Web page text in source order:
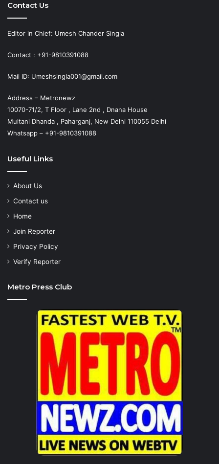
Contact Us
Editor in Chief: Umesh Chander Singla
Contact : +91-9810391088
Mail ID: Umeshsingla001@gmail.com
Address – Metronewz
10070-71/2, T Floor , Lane 2nd , Dnana House
Multani Dhanda , Paharganj, New Delhi 110055 Delhi
Whatsapp – +91-9810391088
Useful Links
About Us
Contact us
Home
Join Reporter
Privacy Policy
Verify Reporter
Metro Press Club